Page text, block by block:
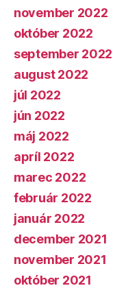
november 2022
október 2022
september 2022
august 2022
júl 2022
jún 2022
máj 2022
apríl 2022
marec 2022
február 2022
január 2022
december 2021
november 2021
október 2021